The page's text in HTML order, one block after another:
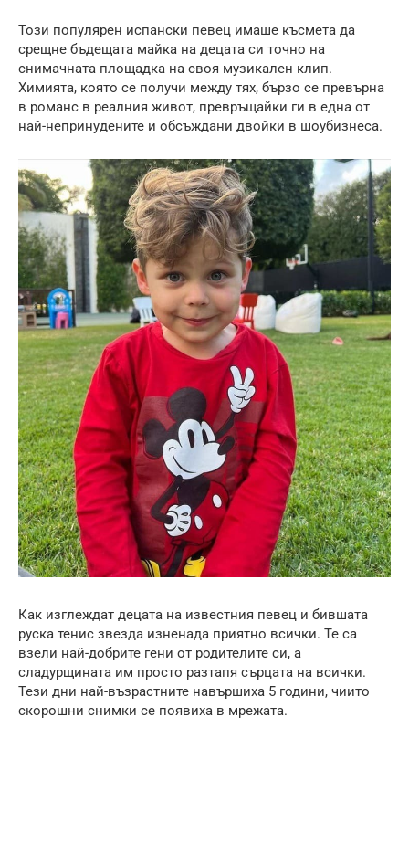
Този популярен испански певец имаше късмета да
срещне бъдещата майка на децата си точно на
снимачната площадка на своя музикален клип.
Химията, която се получи между тях, бързо се превърна
в романс в реалния живот, превръщайки ги в една от
най-непринудените и обсъждани двойки в шоубизнеса.
Как изглеждат децата на известния певец и бившата
руска тенис звезда изненада приятно всички. Те са
взели най-добрите гени от родителите си, а
сладурщината им просто разтапя сърцата на всички.
Тези дни най-възрастните навършиха 5 години, чиито
скорошни снимки се появиха в мрежата.